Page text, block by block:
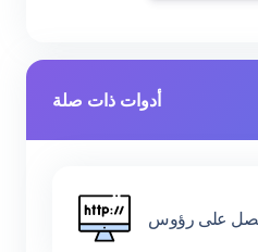
أدوات ذات صلة